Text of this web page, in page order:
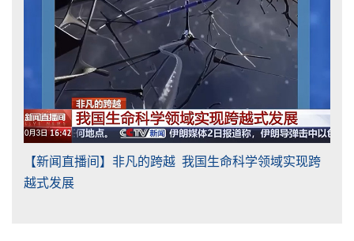
【新闻直播间】非凡的跨越 我国生命科学领域实现跨
越式发展